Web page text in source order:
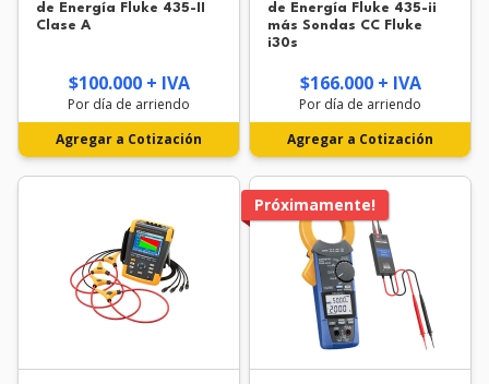
de Energía Fluke 435-II
Clase A
$100.000 + IVA
Por día de arriendo
Agregar a Cotización
de Energía Fluke 435-ii
más Sondas CC Fluke
i30s
$166.000 + IVA
Por día de arriendo
Agregar a Cotización
Próximamente!